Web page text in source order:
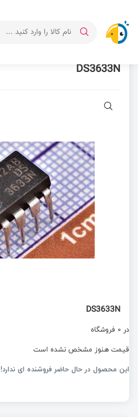
DS3633N
DS3633N
در 0 فروشگاه
قیمت هنوز مشخص نشده است
این محصول در حال حاضر فروشنده ای ندارد!